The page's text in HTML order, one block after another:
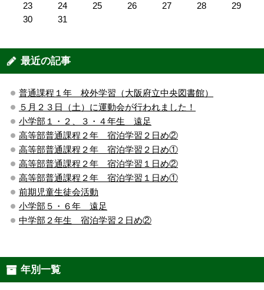
23
24 25 26 27 28
29
30
31
最近の記事
普通課程１年 校外学習（大阪府立中央図書館）
５月２３日（土）に運動会が行われました！
小学部１・２、３・４年生 遠足
高等部普通課程２年 宿泊学習２日め②
高等部普通課程２年 宿泊学習２日め①
高等部普通課程２年 宿泊学習１日め②
高等部普通課程２年 宿泊学習１日め①
前期児童生徒会活動
小学部５・６年 遠足
中学部２年生 宿泊学習２日め②
年別一覧